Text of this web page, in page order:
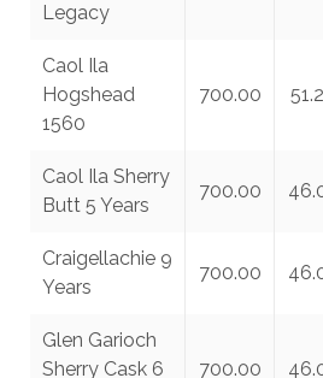
Legacy
Caol Ila
Hogshead
1560
700.00
Caol Ila Sherry
Butt 5 Years
700.00
Craigellachie 9
Years
700.00
Glen Garioch
Sherry Cask 6
700.00